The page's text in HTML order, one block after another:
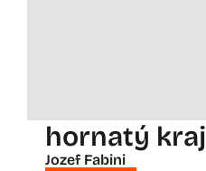
hornatý kraj
Jozef Fabini